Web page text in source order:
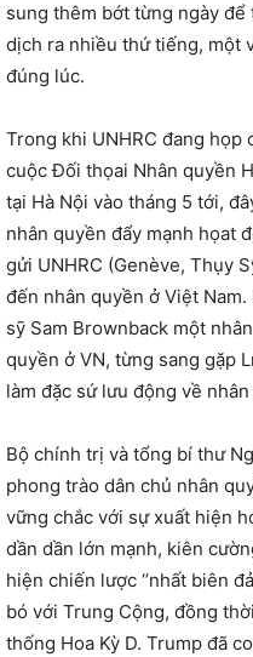
sung thêm bớt từng ngày
dịch ra nhiều thứ tiếng, một
đúng lúc.
Trong khi UNHRC đang
cuộc Đối thọai Nhân quyền
tại Hà Nội vào tháng 5 tới,
nhân quyền đẩy mạnh họat
gửi UNHRC (Genève, Thụy
đến nhân quyền ở Việt
sỹ Sam Brownback một
quyền ở VN, từng sang gặp
làm đặc sứ lưu động về
Bộ chính trị và tổng bí thư
phong trào dân chủ nhân
vững chắc với sự xuất hiện
dần dần lớn mạnh, kiên
hiện chiến lược ‘’nhất biên
bó với Trung Cộng, đồng
thống Hoa Kỳ D. Trump đã